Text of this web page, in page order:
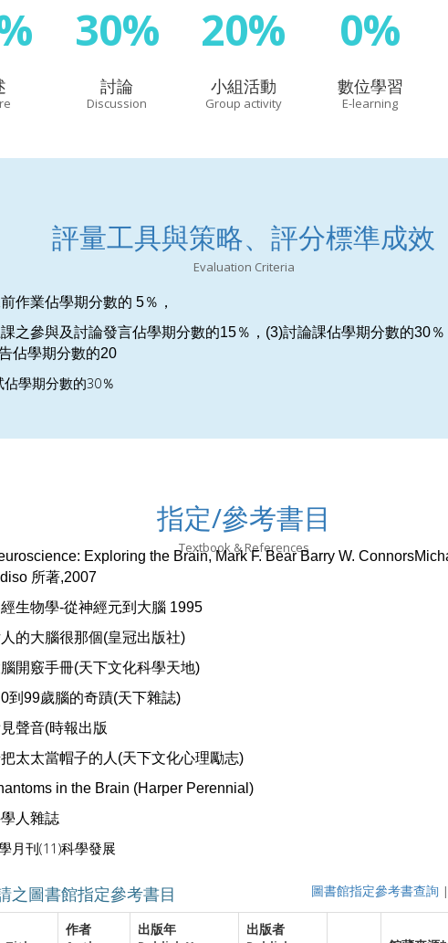
30%
討論
Discussion
20%
小組活動
Group activity
0%
數位學習
E-learning
評量工具與策略、評分標準成效
Evaluation Criteria
作業佔學期分數的 5％，
之參與及討論發言佔學期分數的15％， (3)討論課佔學期分數的30％
佔學期分數的20
佔學期分數的30％
指定/參考書目
Textbook & References
Exploring the Brain, Mark F. Bear Barry W.
所著,2007
生物學-從神經元到大腦1995
的大腦很那個(皇冠出版社)
開竅手冊(天下文化科學天地)
0到 99歲腦的奇蹟(天下雜誌)
聲音(時報出版
太太當帽子的人 (天下文化心理勵志)
in the Brain (Harper Perennial)
人雜誌
月刊 (11)科學發展
之圖書館指定參考書目 圖書館指定參考書查詢 |
作者 出版年 出版者